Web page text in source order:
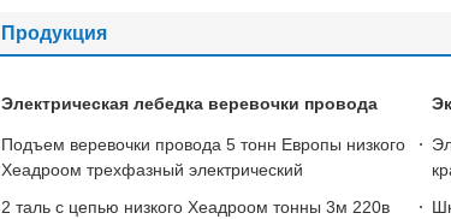
Продукция
Электрическая лебедка веревочки провода
Подъем веревочки провода 5 тонн Европы низкого
Хеадроом трехфазный электрический
2 таль с цепью низкого Хеадроом тонны 3м 220в